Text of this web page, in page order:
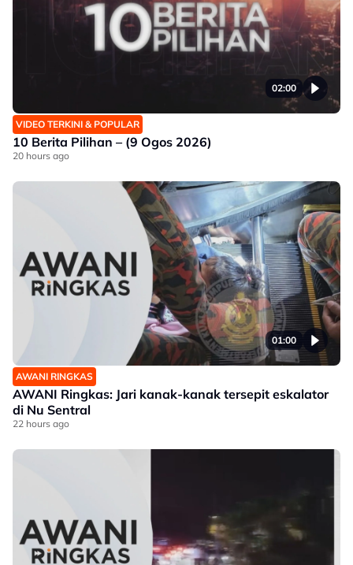
02:00
VIDEO TERKINI & POPULAR
10 Berita Pilihan – (9 Ogos 2026)
20 hours ago
01:00
AWANI RINGKAS
AWANI Ringkas: Jari kanak-kanak tersepit eskalator
di Nu Sentral
22 hours ago